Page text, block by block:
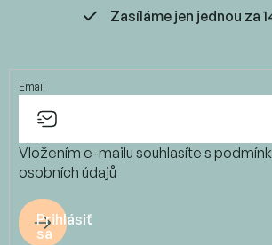
Zasíláme jen jednou za
Email
Vložením e-mailu souhlasíte s
osobních údajů
Prihlásiť
sa